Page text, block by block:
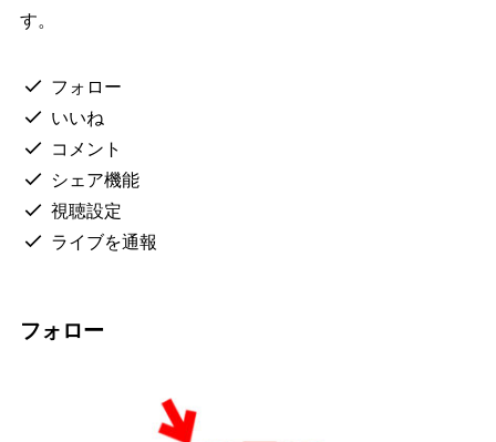
す。
フォロー
いいね
コメント
シェア機能
視聴設定
ライブを通報
フォロー